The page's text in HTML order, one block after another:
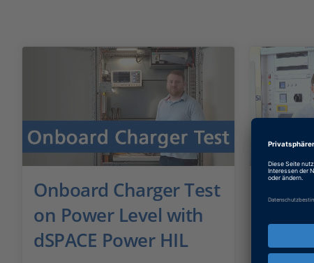
Onboard Charger Test
on Power Level with
dSPACE Power HIL